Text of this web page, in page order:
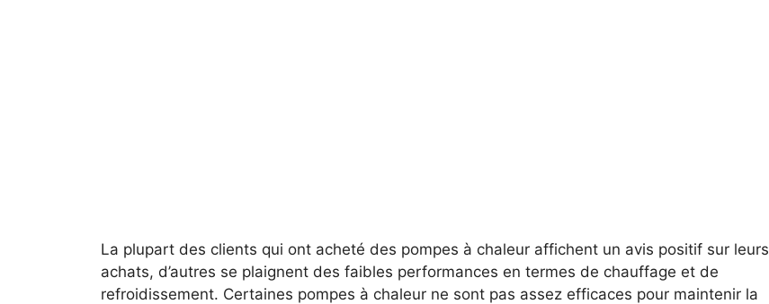
La plupart des clients qui ont acheté des pompes à chaleur affichent un avis positif sur leurs
achats, d’autres se plaignent des faibles performances en termes de chauffage et de
refroidissement. Certaines pompes à chaleur ne sont pas assez efficaces pour maintenir la